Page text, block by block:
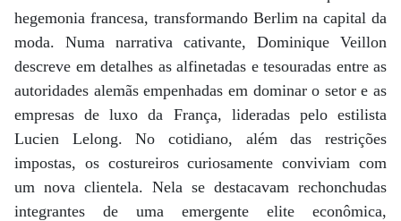
hegemonia francesa, transformando Berlim na capital da
moda. Numa narrativa cativante, Dominique Veillon
descreve em detalhes as alfinetadas e tesouradas entre as
autoridades alemãs empenhadas em dominar o setor e as
empresas de luxo da França, lideradas pelo estilista
Lucien Lelong. No cotidiano, além das restrições
impostas, os costureiros curiosamente conviviam com
um nova clientela. Nela se destacavam rechonchudas
integrantes de uma emergente elite econômica,